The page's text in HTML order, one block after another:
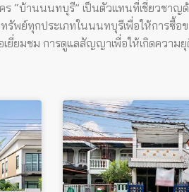
“บ้านนนทบุรี” เป็นตัวแทนที่เชี่ยวชาญ
ทรัพย์ทุกประเภทในนนทบุรีเพื่อให้การ
เยี่ยมชม การดูแลสัญญาเพื่อให้เกิดคว